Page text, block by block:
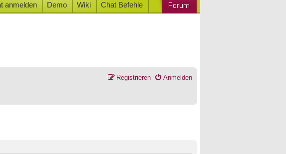
anmelden Demo Wiki Chat Befehle
Anmelden
Registrieren